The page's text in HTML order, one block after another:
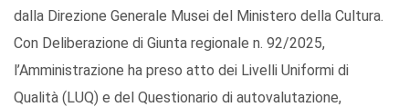
dalla Direzione Generale Musei del Ministero della Cultura.
Con Deliberazione di Giunta regionale n. 92/2025,
l’Amministrazione ha preso atto dei Livelli Uniformi di
Qualità (LUQ) e del Questionario di autovalutazione,